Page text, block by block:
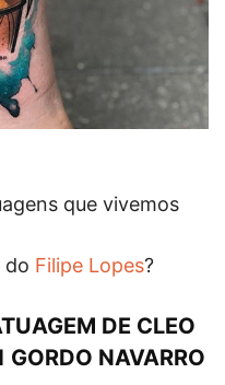
que vivemos
do Filipe Lopes?
DE CLEO
GORDO NAVARRO